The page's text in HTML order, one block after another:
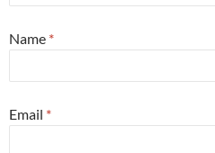
Name *
Email *